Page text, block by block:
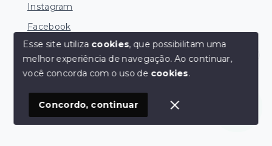
Olá! Estamos disponíveis para te ajudar.
Instagram
Facebook
© Copyright 2026 - FNS Negócios Imobiliários - Todos
SITE PARA IMOBILIARIA
Esse site utiliza cookies, que possibilitam uma
melhor experiência de navegação.Ao continuar,
você concorda com o uso de cookies.
Concordo, continuar